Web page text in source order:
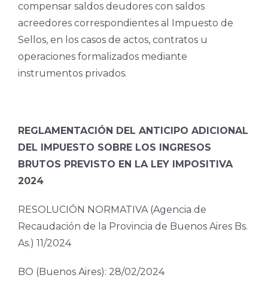
compensar saldos deudores con saldos
acreedores correspondientes al Impuesto de
Sellos, en los casos de actos, contratos u
operaciones formalizados mediante
instrumentos privados.
REGLAMENTACIÓN DEL ANTICIPO ADICIONAL
DEL IMPUESTO SOBRE LOS INGRESOS
BRUTOS PREVISTO EN LA LEY IMPOSITIVA
2024
RESOLUCIÓN NORMATIVA (Agencia de
Recaudación de la Provincia de Buenos Aires Bs.
As.) 11/2024
BO (Buenos Aires): 28/02/2024